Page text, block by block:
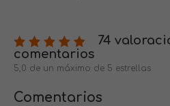
74
comentarios
5,0 de un máximo de 5 estrellas
Comentarios